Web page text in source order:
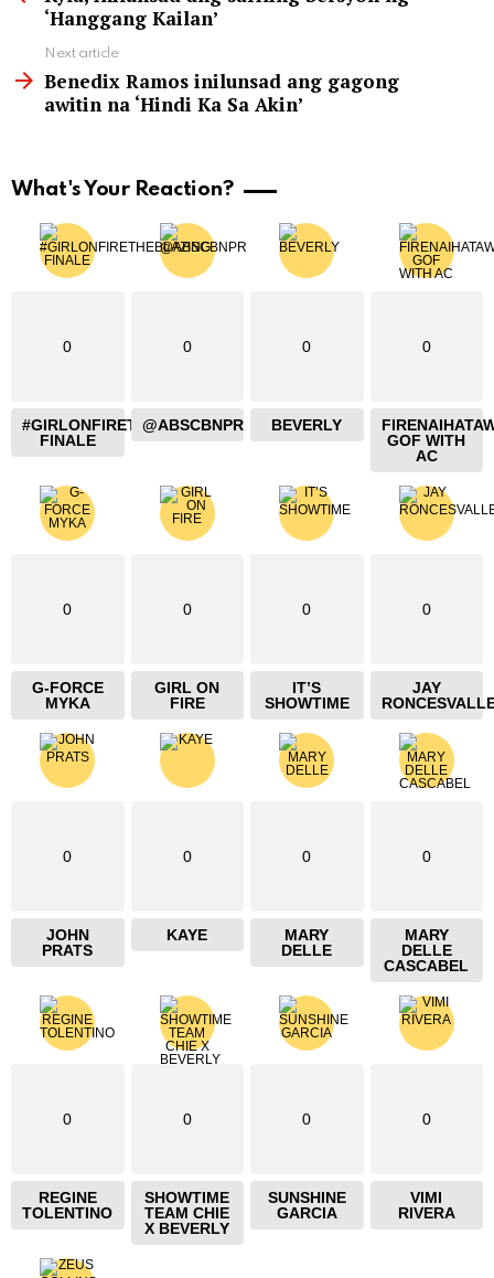
‘Hanggang Kailan’
Next article
Benedix Ramos inilunsad ang gagong
awitin na ‘Hindi Ka Sa Akin’
What's Your Reaction?
0
#GIRLONFIRETHEBLAZING
FINALE
0
@ABSCBNPR
0
BEVERLY
0
GOF WITH
AC
0
G-FORCE
MYKA
0
GIRL ON
FIRE
0
IT’S
SHOWTIME
0
JAY
0
JOHN
PRATS
0
KAYE
0
MARY
DELLE
0
MARY
DELLE
CASCABEL
0
REGINE
TOLENTINO
0
SHOWTIME
TEAM CHIE
X BEVERLY
0
SUNSHINE
GARCIA
0
VIMI
RIVERA